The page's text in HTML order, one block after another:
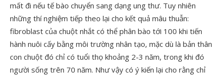
mất đi nếu tế bào chuyển sang dạng ung thư. Tuy nhiên
những thí nghiệm tiếp theo lại cho kết quả mâu thuẫn:
fibroblast của chuột nhắt có thể phân bào tới 100 khi tiến
hành nuôi cấy bằng môi trường nhân tạo, mặc dù là bản thân
con chuột đó chỉ có tuổi thọ khoảng 2-3 năm, trong khi đó
người sống trên 70 năm. Như vậy có ý kiến lại cho rằng chỉ